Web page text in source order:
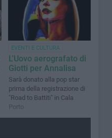
EVENTI E CULTURA
L'Uovo aerografato di
Giotti per Annalisa
Sarà donato alla pop star
prima della registrazione di
"Road to Battiti" in Cala
Porto